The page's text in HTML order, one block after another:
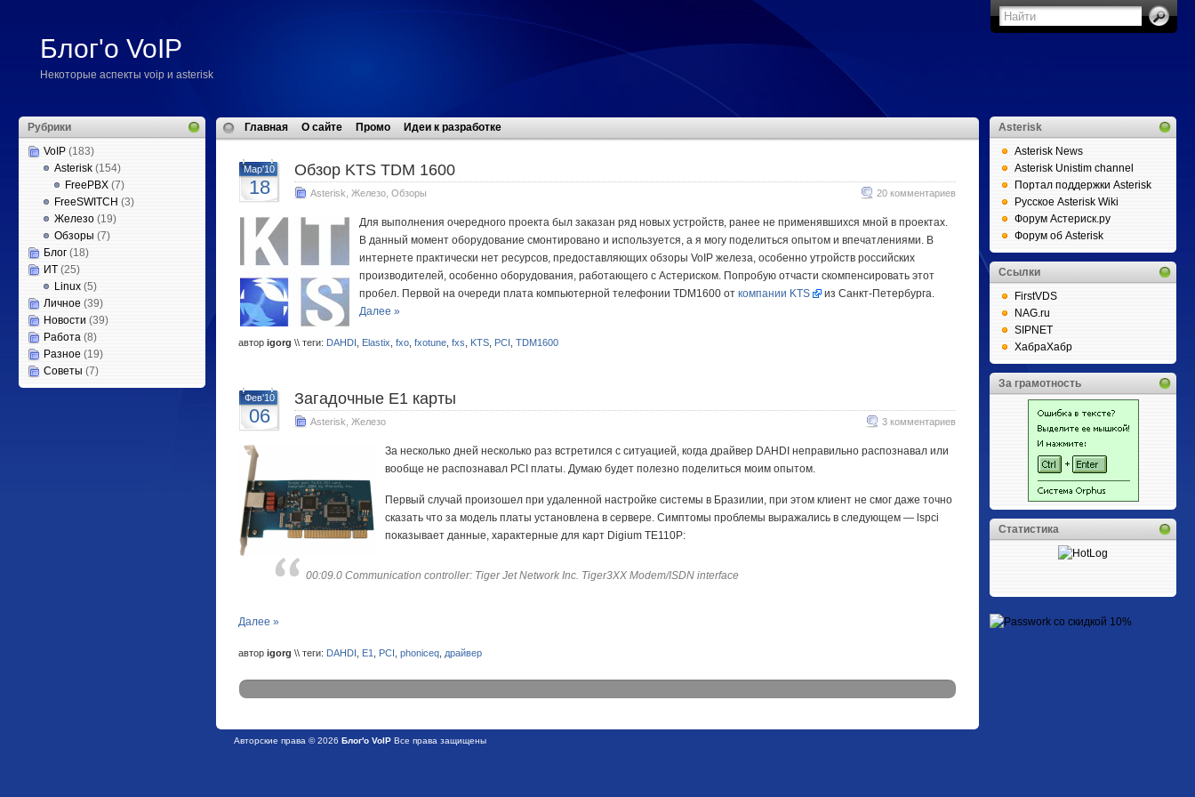
Блог'о VoIP
Некоторые аспекты voip и asterisk
Рубрики
VoIP (183)
Asterisk (154)
FreePBX (7)
FreeSWITCH (3)
Железо (19)
Обзоры (7)
Блог (18)
ИТ (25)
Linux (5)
Личное (39)
Новости (39)
Работа (8)
Разное (19)
Советы (7)
Главная О сайте Промо Идеи к разработке
Мар'10
18
Обзор KTS TDM 1600
Asterisk Железо Обзоры 20 комментариев
Для выполнения очередного проекта был заказан ряд новых устройств, ранее не применявшихся мной в проектах.
В данный момент оборудование смонтировано и используется, а я могу поделиться опытом и впечатлениями. В
интернете практически нет ресурсов, предоставляющих обзоры VoIP железа, особенно утройств российских
производителей, особенно оборудования, работающего с Астериском. Попробую отчасти скомпенсировать этот
пробел. Первой на очереди плата компьютерной телефонии TDM1600 от компании KTS
из Санкт-Петербурга.
Далее »
автор igorg \\ теги: DAHDI Elastix fxo fxotune fxs KTS PCI TDM1600
Фев'10
06
Загадочные E1 карты
Asterisk Железо 3 комментариев
За несколько дней несколько раз встретился с ситуацией, когда драйвер DAHDI неправильно распознавал или
вообще не распознавал PCI платы. Думаю будет полезно поделиться моим опытом.
Первый случай произошел при удаленной настройке системы в Бразилии, при этом клиент не смог даже точно
сказать что за модель платы установлена в сервере. Симптомы проблемы выражались в следующем — lspci
показывает данные, характерные для карт Digium TE110P:
00:09.0 Communication controller: Tiger Jet Network Inc. Tiger3XX Modem/ISDN interface
Далее »
автор igorg \\ теги: DAHDI E1 PCI phoniceq драйвер
Авторские права © 2026 Блог'о VoIP Все права защищены
Asterisk
Asterisk News
Asterisk Unistim channel
Портал поддержки Asterisk
Русское Asterisk Wiki
Форум Астериск.ру
Форум об Asterisk
Ссылки
FirstVDS
NAG.ru
SIPNET
ХабраХабр
За грамотность
Статистика